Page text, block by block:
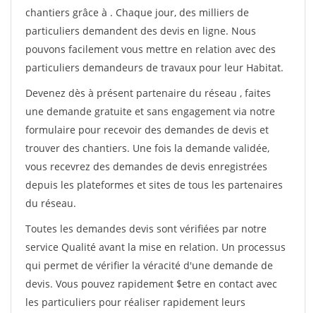
chantiers grâce à . Chaque jour, des milliers de
particuliers demandent des devis en ligne. Nous
pouvons facilement vous mettre en relation avec des
particuliers demandeurs de travaux pour leur Habitat.
Devenez dès à présent partenaire du réseau , faites
une demande gratuite et sans engagement via notre
formulaire pour recevoir des demandes de devis et
trouver des chantiers. Une fois la demande validée,
vous recevrez des demandes de devis enregistrées
depuis les plateformes et sites de tous les partenaires
du réseau.
Toutes les demandes devis sont vérifiées par notre
service Qualité avant la mise en relation. Un processus
qui permet de vérifier la véracité d'une demande de
devis. Vous pouvez rapidement $etre en contact avec
les particuliers pour réaliser rapidement leurs